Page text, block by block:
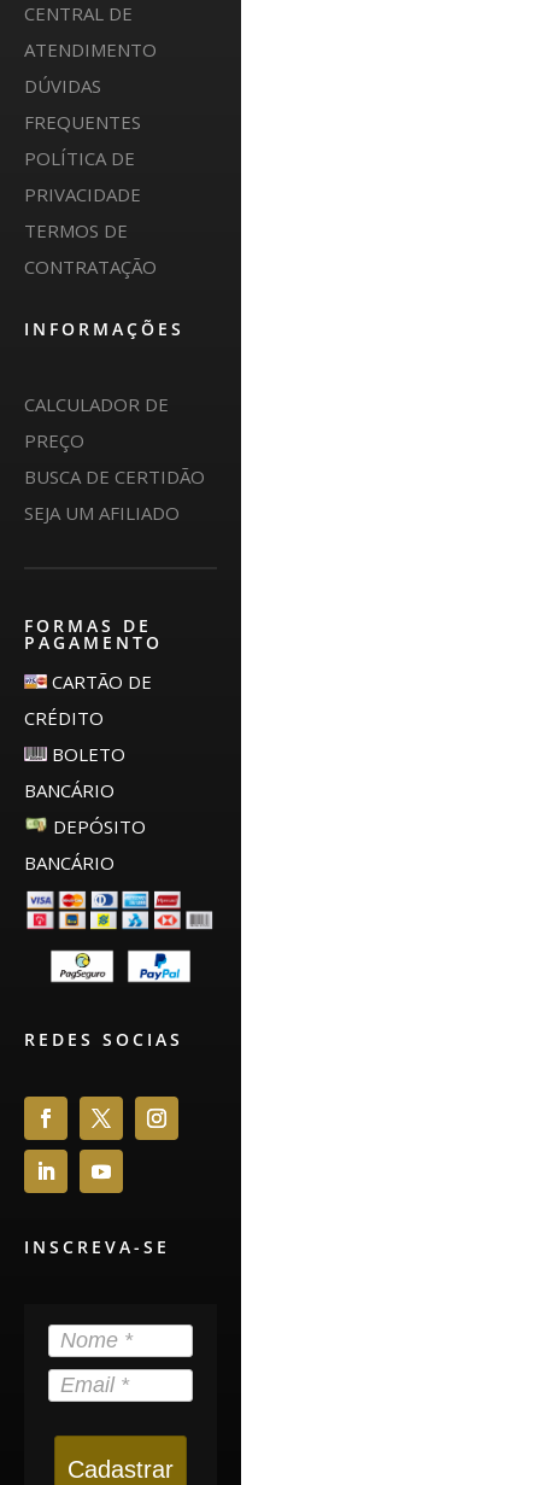
CENTRAL DE
ATENDIMENTO
DÚVIDAS
FREQUENTES
POLÍTICA DE
PRIVACIDADE
TERMOS DE
CONTRATAÇÃO
INFORMAÇÕES
CALCULADOR DE
PREÇO
BUSCA DE CERTIDÃO
SEJA UM AFILIADO
FORMAS DE
PAGAMENTO
CARTÃO DE
CRÉDITO
BOLETO
BANCÁRIO
DEPÓSITO
BANCÁRIO
REDES SOCIAS
INSCREVA-SE
Cadastrar